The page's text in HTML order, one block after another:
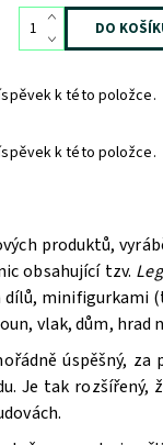
k této položce.
k této položce.
produktů,
obsahující tzv.
minifigurkami
vlak, dům, hrad
úspěšný,
Je tak